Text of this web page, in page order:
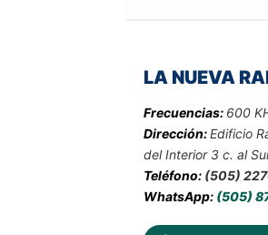
LA NUEVA
Frecuencias: 600
Dirección:Edificio
del Interior 3 c. al
Teléfono: (505)
WhatsApp: (505)